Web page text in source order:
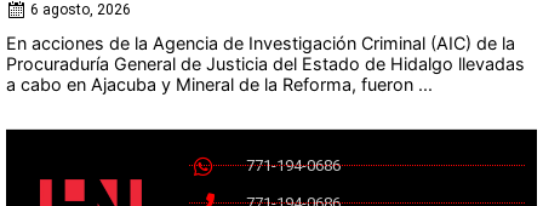
6 agosto, 2026
En acciones de la Agencia de Investigación Criminal (AIC) de la
Procuraduría General de Justicia del Estado de Hidalgo llevadas
a cabo en Ajacuba y Mineral de la Reforma, fueron ...
771-194-0686